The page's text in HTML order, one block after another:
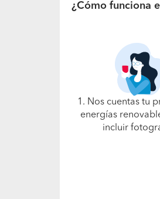
¿Cómo funciona
1. Nos cuentas tu
energías
incluir